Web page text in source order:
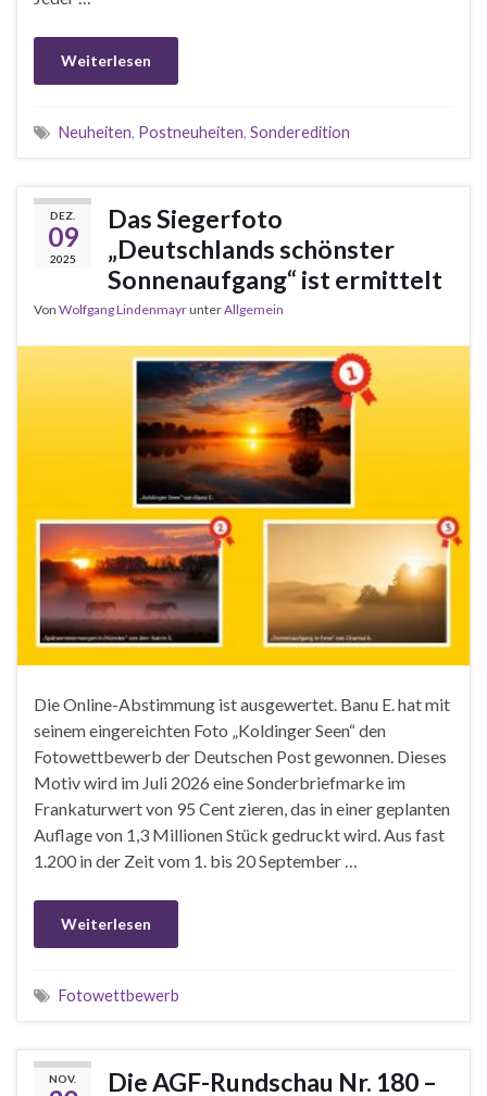
Weiterlesen
Neuheiten, Postneuheiten, Sonderedition
DEZ.
09
2025
Das Siegerfoto
„Deutschlands schönster
Sonnenaufgang“ ist ermittelt
Von Wolfgang LindenmayrunterAllgemein
Die Online-Abstimmung ist ausgewertet. Banu E. hat mit
seinem eingereichten Foto „Koldinger Seen“ den
Fotowettbewerb der Deutschen Post gewonnen. Dieses
Motiv wird im Juli 2026 eine Sonderbriefmarke im
Frankaturwert von 95 Cent zieren, das in einer geplanten
Auflage von 1,3 Millionen Stück gedruckt wird. Aus fast
1.200 in der Zeit vom 1. bis 20 September …
Weiterlesen
Fotowettbewerb
NOV. Die AGF-Rundschau Nr. 180 –